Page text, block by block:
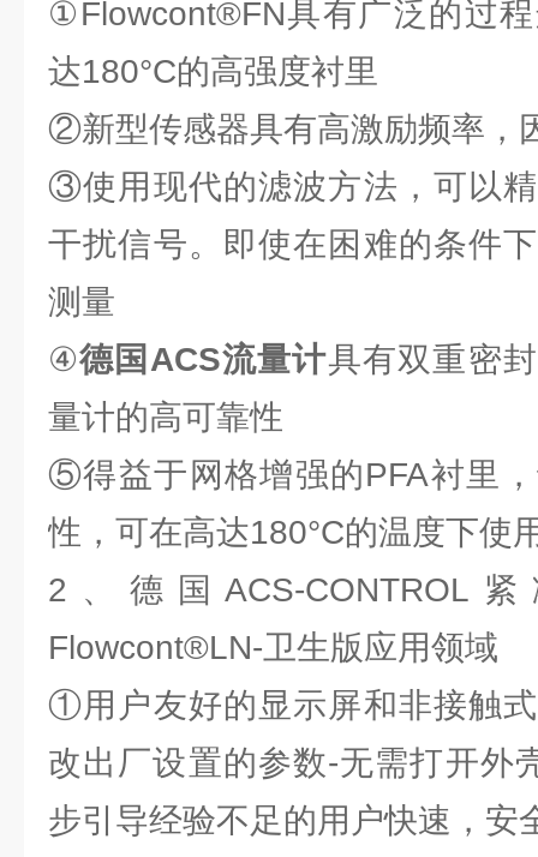
①Flowcont®FN具有广泛的过
达180°C的高强度衬里
②新型传感器具有高激励频率，
③使用现代的滤波方法，可以
干扰信号。即使在困难的条件
测量
④德国ACS流量计具有双重密
量计的高可靠性
⑤得益于网格增强的PFA衬里
性，可在高达180°C的温度下使
2、德国ACS-CONTROL
Flowcont®LN-卫生版应用领域
①用户友好的显示屏和非接触
改出厂设置的参数-无需打开外
步引导经验不足的用户快速，安